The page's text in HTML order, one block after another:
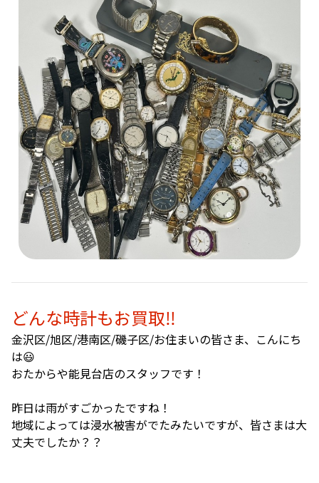
どんな時計もお買取‼️
金沢区/旭区/港南区/磯子区/お住まいの皆さま、こんにち
は😃
おたからや能見台店のスタッフです！
昨日は雨がすごかったですね！
地域によっては浸水被害がでたみたいですが、皆さまは大
丈夫でしたか？？